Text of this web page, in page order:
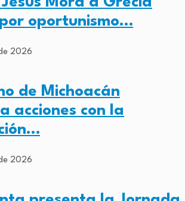
oportunismo…
2026
de Michoacán
acciones con la
2026